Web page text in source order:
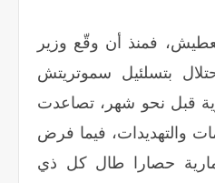
فمنذ أن وقّع وزير
بتسلئيل سموتريتش
قبل نحو شهر، تصاعدت
والتهديدات، فيما فرض
حصارا طال كل ذي